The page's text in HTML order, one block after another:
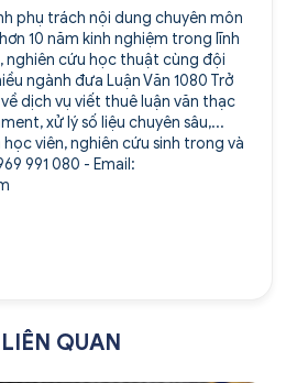
phụ trách nội dung chuyên môn
10 năm kinh nghiệm trong lĩnh
nghiên cứu học thuật cùng đội
ngành đưa Luận Văn 1080 Trở
dịch vụ viết thuê luận văn thạc
xử lý số liệu chuyên sâu,...
viên, nghiên cứu sinh trong và
991 080 - Email:
QUAN